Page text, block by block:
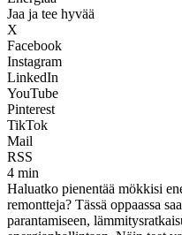
Jaa ja tee hyvää
X
Facebook
Instagram
LinkedIn
YouTube
Pinterest
TikTok
Mail
RSS
4 min
Haluatko pienentää mökkisi
remontteja? Tässä oppaassa
parantamiseen,